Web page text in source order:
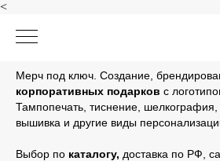
<
Мерч под ключ. Создание,
корпоративных подарков с
Тампопечать, тиснение, шелкография,
вышивка и другие виды
Выбор по каталогу, доставка по РФ,